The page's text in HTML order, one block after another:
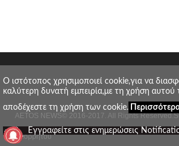
AETOS NEWS © 2016-2017. All Rights Reserved.
απορρήτου
O ιστότοπος χρησιμοποιεί cookie,για να
καλύτερη δυνατή εμπειρία,με τη χρήση αυτού
αποδέχεστε τη χρήση των cookie.
_ Εγγραφείτε στις ενημερώσεις